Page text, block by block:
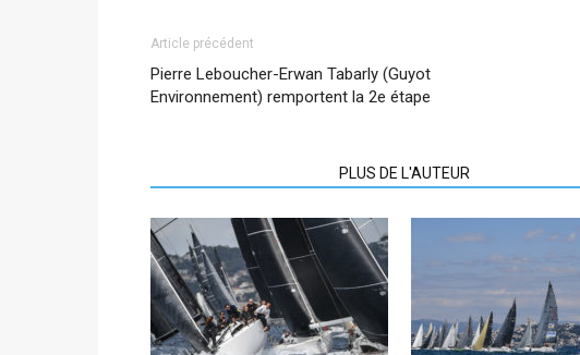
Article précédent
Pierre Leboucher-Erwan Tabarly (Guyot
Environnement) remportent la 2e étape
PLUS DE L'AUTEUR